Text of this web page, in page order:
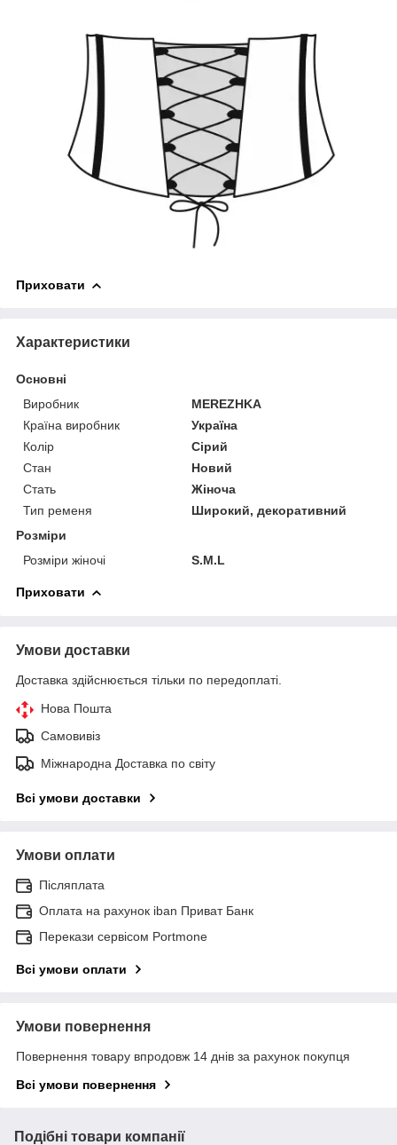
Приховати
Характеристики
Основні
Виробник
MEREZHKA
Країна виробник
Україна
Колір
Сірий
Стан
Новий
Стать
Жіноча
Тип ременя
Широкий, декоративний
Розміри
Розміри жіночі
S.M.L
Приховати
Умови доставки
Доставка здійснюється тільки по передоплаті.
Нова Пошта
Самовивіз
Міжнародна Доставка по світу
Всі умови доставки
Умови оплати
Післяплата
Оплата на рахунок iban Приват Банк
Перекази сервісом Portmone
Всі умови оплати
Умови повернення
Повернення товару впродовж 14 днів за рахунок покупця
Всі умови повернення
Подібні товари компанії